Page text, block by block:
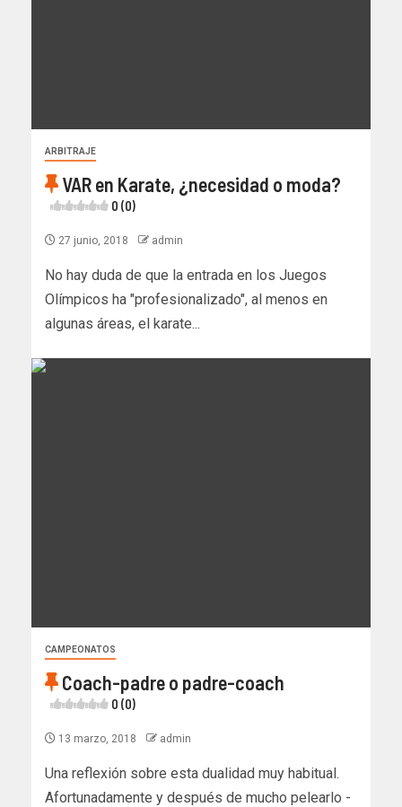
ARBITRAJE
VAR en Karate, ¿necesidad o moda?
0 (0)
27 junio, 2018 admin
No hay duda de que la entrada en los Juegos
Olímpicos ha "profesionalizado", al menos en
algunas áreas, el karate...
CAMPEONATOS
Coach-padre o padre-coach
0 (0)
13 marzo, 2018 admin
Una reflexión sobre esta dualidad muy habitual.
Afortunadamente y después de mucho pelearlo -